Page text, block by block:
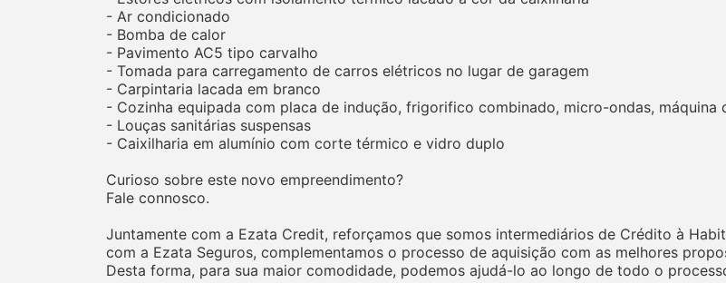
- Ar condicionado
- Bomba de calor
- Pavimento AC5 tipo carvalho
- Tomada para carregamento de carros elétricos no lugar de garagem
- Carpintaria lacada em branco
- Cozinha equipada com placa de indução, frigorifico combinado, micro-ondas, máquina
- Louças sanitárias suspensas
- Caixilharia em alumínio com corte térmico e vidro duplo
Curioso sobre este novo empreendimento?
Fale connosco.
Juntamente com a Ezata Credit, reforçamos que somos intermediários de Crédito à
com a Ezata Seguros, complementamos o processo de aquisição com as melhores
Desta forma, para sua maior comodidade, podemos ajudá-lo ao longo de todo o